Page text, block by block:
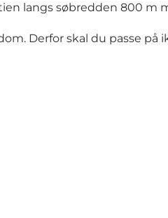
langs søbredden 800
Derfor skal du passe